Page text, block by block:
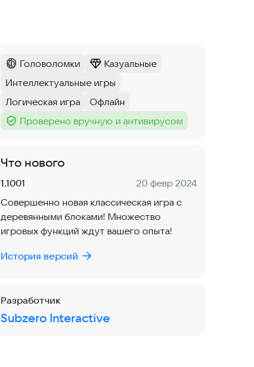
Категория:
Головоломки
Категория:
Казуальные
Тег :
Интеллектуальные игры
Тег:
Логическая игра
Тег:
Офлайн
Тег :
Проверено вручную и антивирусом
Что нового
Версия:
1.1001 Дата:
20 февр 2024
Совершенно новая классическая игра с
деревянными блоками! Множество
игровых функций ждут вашего опыта!
История версий
Разработчик
Subzero Interactive